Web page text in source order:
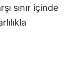
sınır içinde